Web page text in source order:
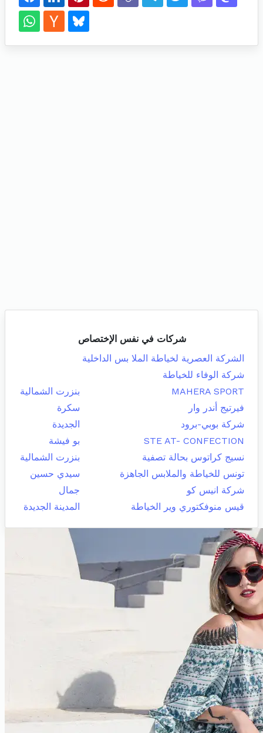
شركات في نفس الإختصاص
الشركة العصرية لخياطة الملا بس الداخلية
شركة الوفاء للخياطة
MAHERA SPORT
بنزرت الشمالية
فيرتيج أندر وار
سكرة
شركة بوبي-برود
الجديدة
STE AT- CONFECTION
بو فيشة
نسيج كراتوس بحالة تصفية
بنزرت الشمالية
تونس للخياطة والملابس الجاهزة
سيدي حسين
شركة انيس كو
جمال
قيس منوفكتوري وير الخياطة
المدينة الجديدة